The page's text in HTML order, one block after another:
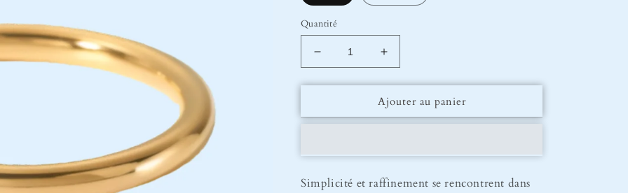
Quantité
Réduire
la
quantité
Bracelet
Augmenter
la
quantité
de
Bracelet
Ajouter au panier
Simplicité et raffinement se rencontrent dans